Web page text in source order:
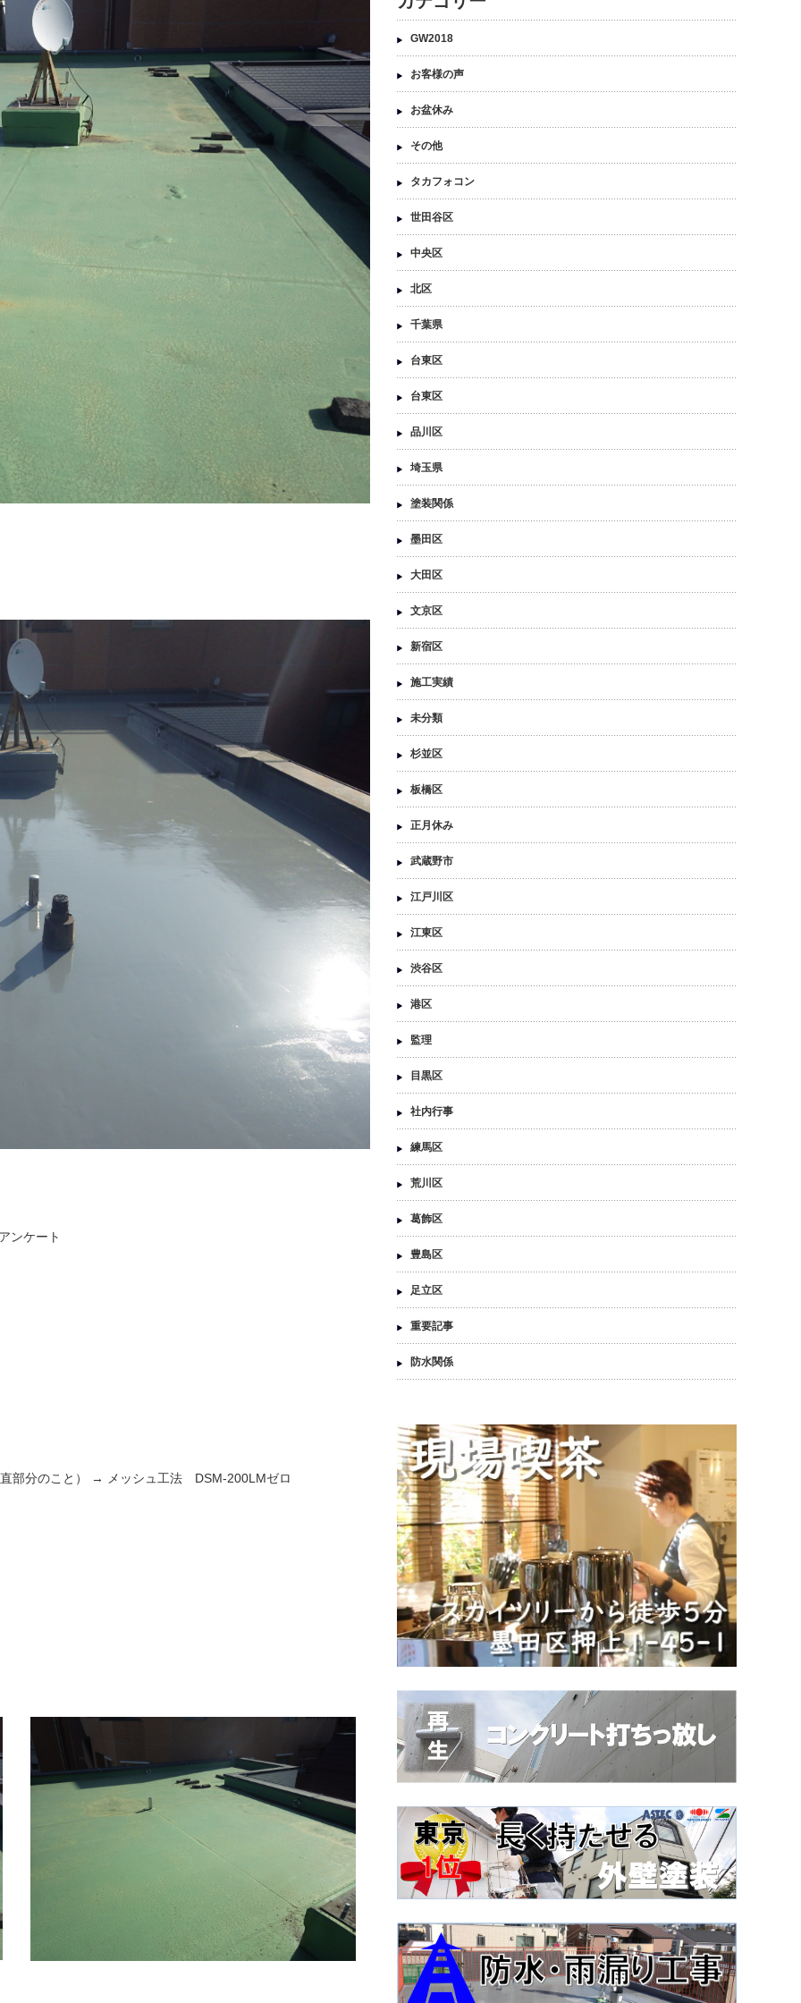
ンケート
部分のこと） → メッシュ工法 DSM-200LMゼロ
GW2018
お客様の声
お盆休み
その他
タカフォコン
世田谷区
中央区
北区
千葉県
台東区
台東区
品川区
埼玉県
塗装関係
墨田区
大田区
文京区
新宿区
施工実績
未分類
杉並区
板橋区
正月休み
武蔵野市
江戸川区
江東区
渋谷区
港区
監理
目黒区
社内行事
練馬区
荒川区
葛飾区
豊島区
足立区
重要記事
防水関係